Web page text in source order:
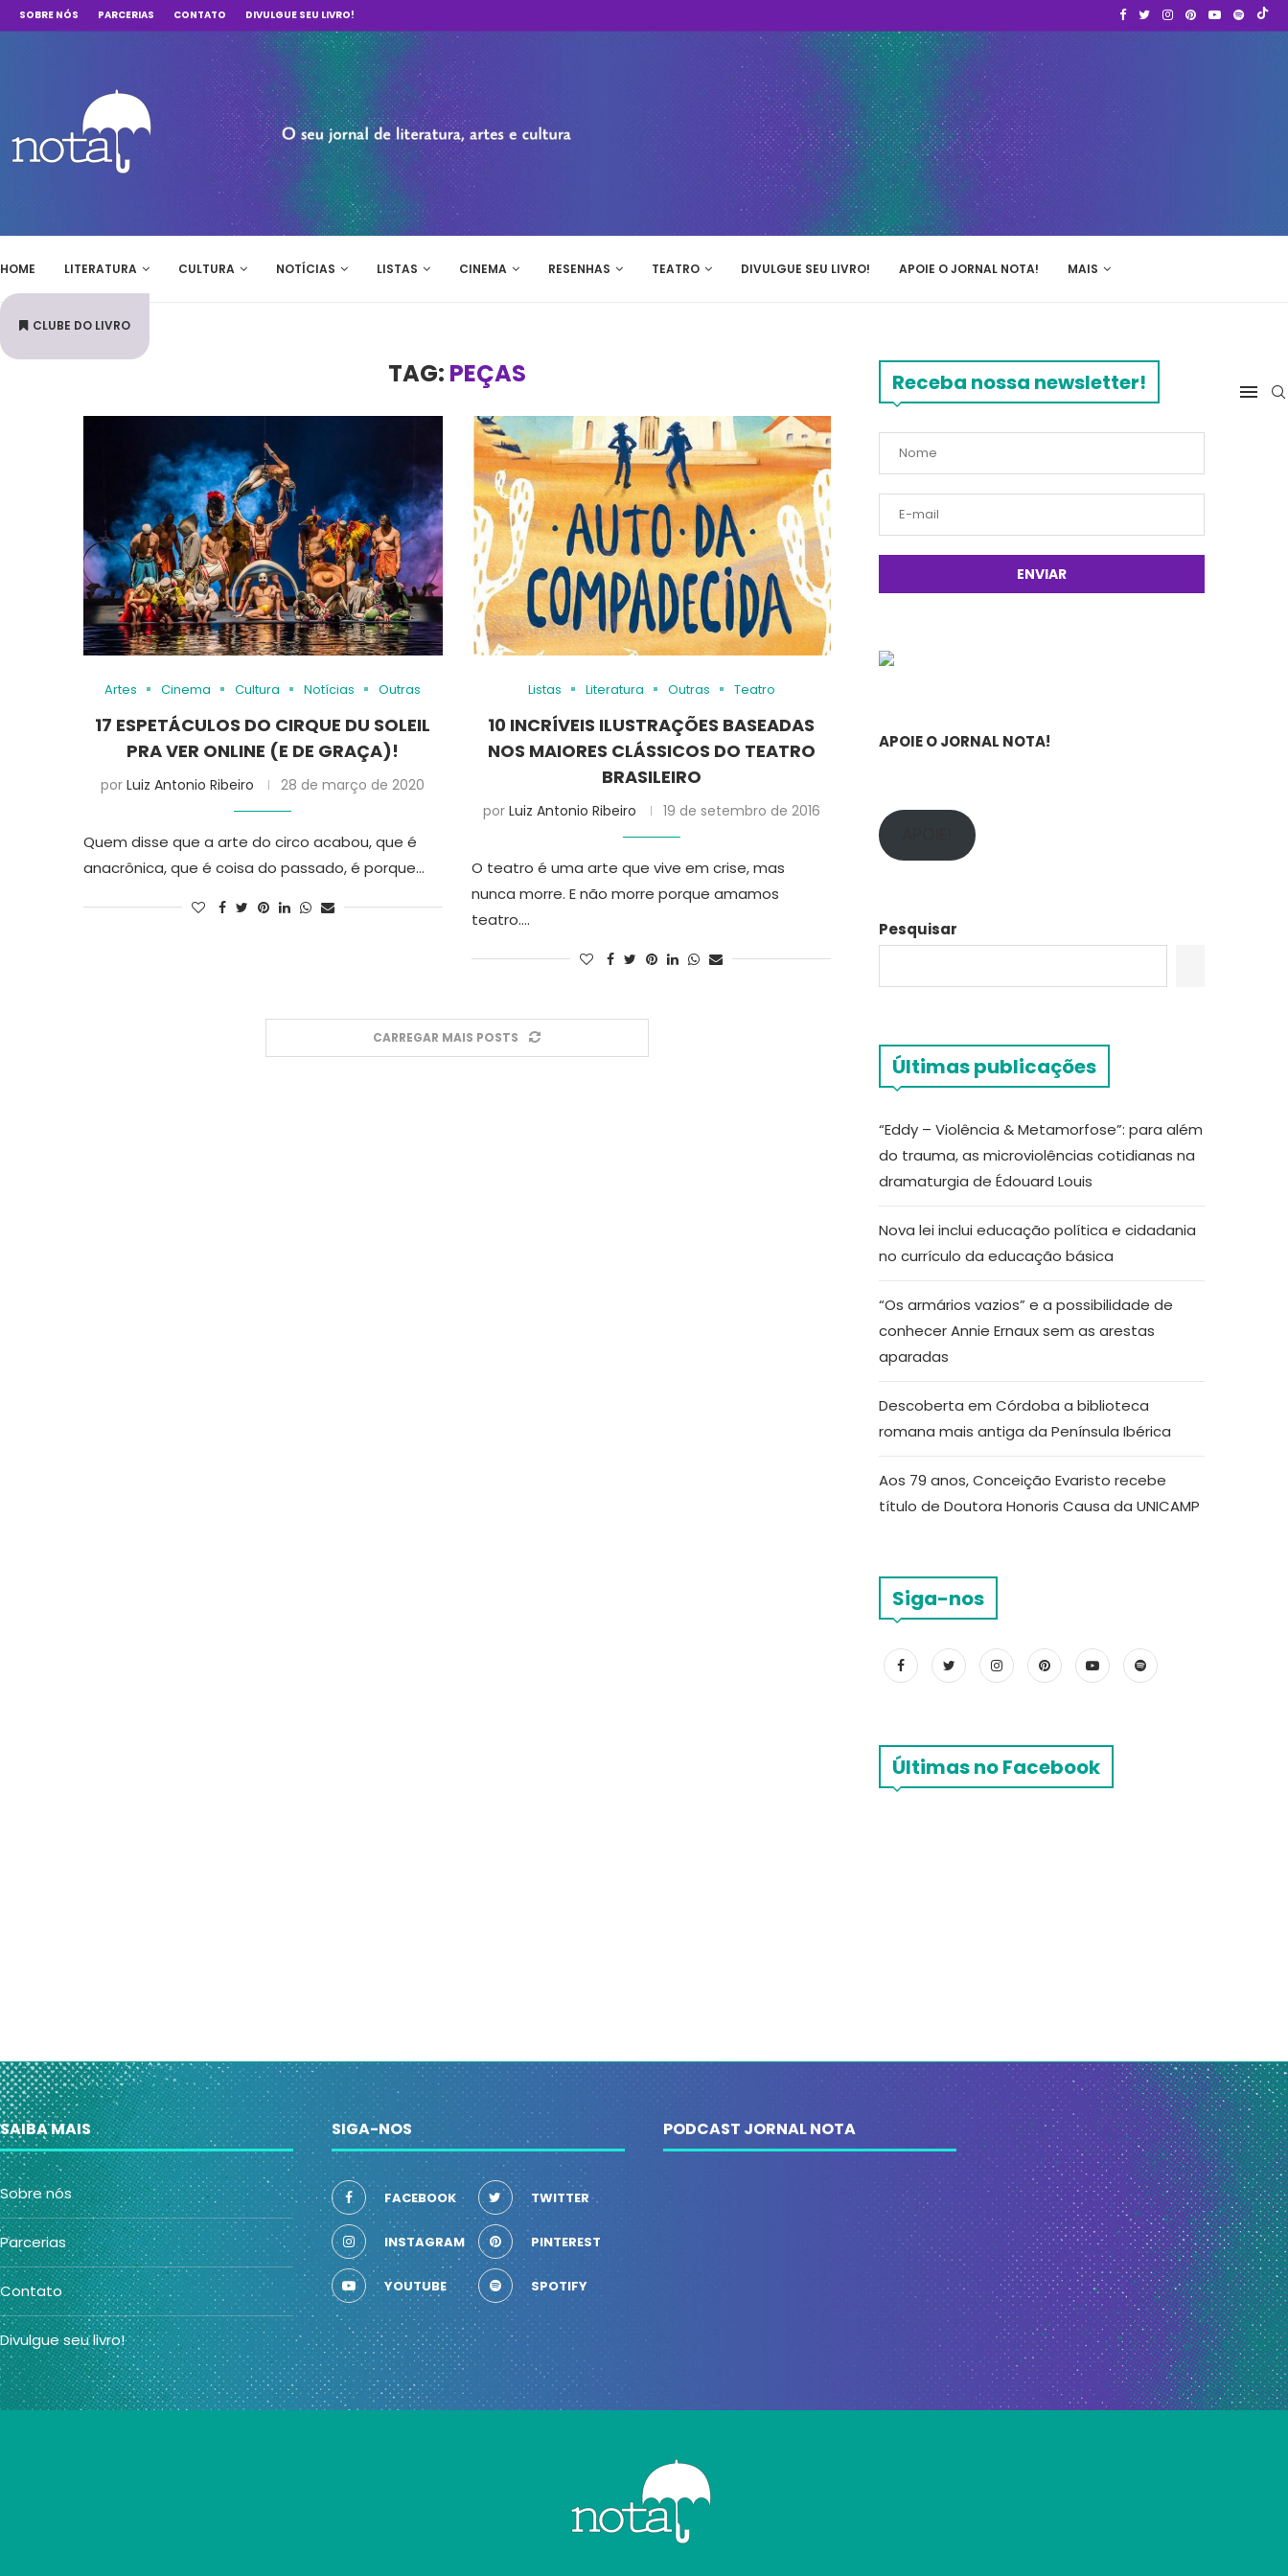
SOBRE NÓS PARCERIAS CONTATO DIVULGUE SEU LIVRO!
HOME LITERATURA CULTURA NOTÍCIAS LISTAS CINEMA RESENHAS TEATRO DIVULGUE SEU LIVRO! APOIE O JORNAL NOTA! MAIS
CLUBE DO LIVRO
TAG: PEÇAS
Artes Cinema Cultura Notícias Outras
17 ESPETÁCULOS DO CIRQUE DU SOLEIL
PRA VER ONLINE (E DE GRAÇA)!
porLuiz Antonio Ribeiro 28 de março de 2020
Quem disse que a arte do circo acabou, que é
anacrônica, que é coisa do passado, é porque…
Listas Literatura Outras Teatro
10 INCRÍVEIS ILUSTRAÇÕES BASEADAS
NOS MAIORES CLÁSSICOS DO TEATRO
BRASILEIRO
por Luiz Antonio Ribeiro 19 de setembro de 2016
O teatro é uma arte que vive em crise, mas
nunca morre. E não morre porque amamos
teatro.…
CARREGAR MAIS POSTS
Receba nossa newsletter!
APOIE O JORNAL NOTA!
Pesquisar
Últimas publicações
“Eddy – Violência & Metamorfose”: para além
do trauma, as microviolências cotidianas na
dramaturgia de Édouard Louis
Nova lei inclui educação política e cidadania
no currículo da educação básica
“Os armários vazios” e a possibilidade de
conhecer Annie Ernaux sem as arestas
aparadas
Descoberta em Córdoba a biblioteca
romana mais antiga da Península Ibérica
Aos 79 anos, Conceição Evaristo recebe
título de Doutora Honoris Causa da UNICAMP
Siga-nos
Últimas no Facebook
SAIBA MAIS
Sobre nós
Parcerias
Contato
Divulgue seu livro!
SIGA-NOS
FACEBOOK TWITTER
INSTAGRAM PINTEREST
YOUTUBE SPOTIFY
PODCAST JORNAL NOTA